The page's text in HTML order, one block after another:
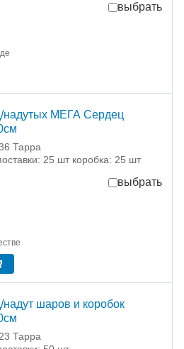
выбрать
надутых МЕГА Сердец
Тарра
25 шт коробка: 25 шт
выбрать
надут шаров и коробок
Тарра